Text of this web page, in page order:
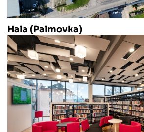
Hala (Palmovka)